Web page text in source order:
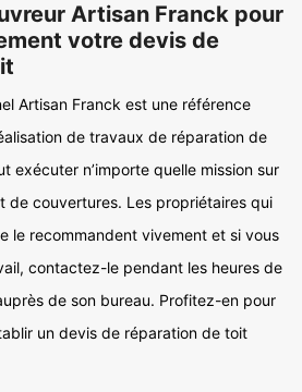
Artisan Franck pour
votre devis de
Artisan Franck est une référence
de travaux de réparation de
exécuter n’importe quelle mission sur
de couvertures. Les propriétaires qui
le recommandent vivement et si vous
contactez-le pendant les heures de
de son bureau. Profitez-en pour
un devis de réparation de toit